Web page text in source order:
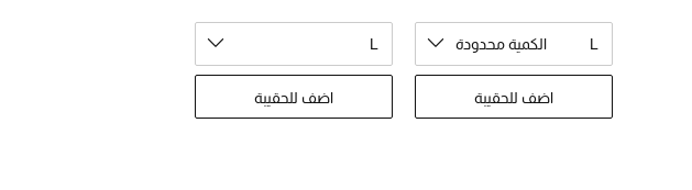
L الكمية محدودة
اضف للحقيبة
L
اضف للحقيبة